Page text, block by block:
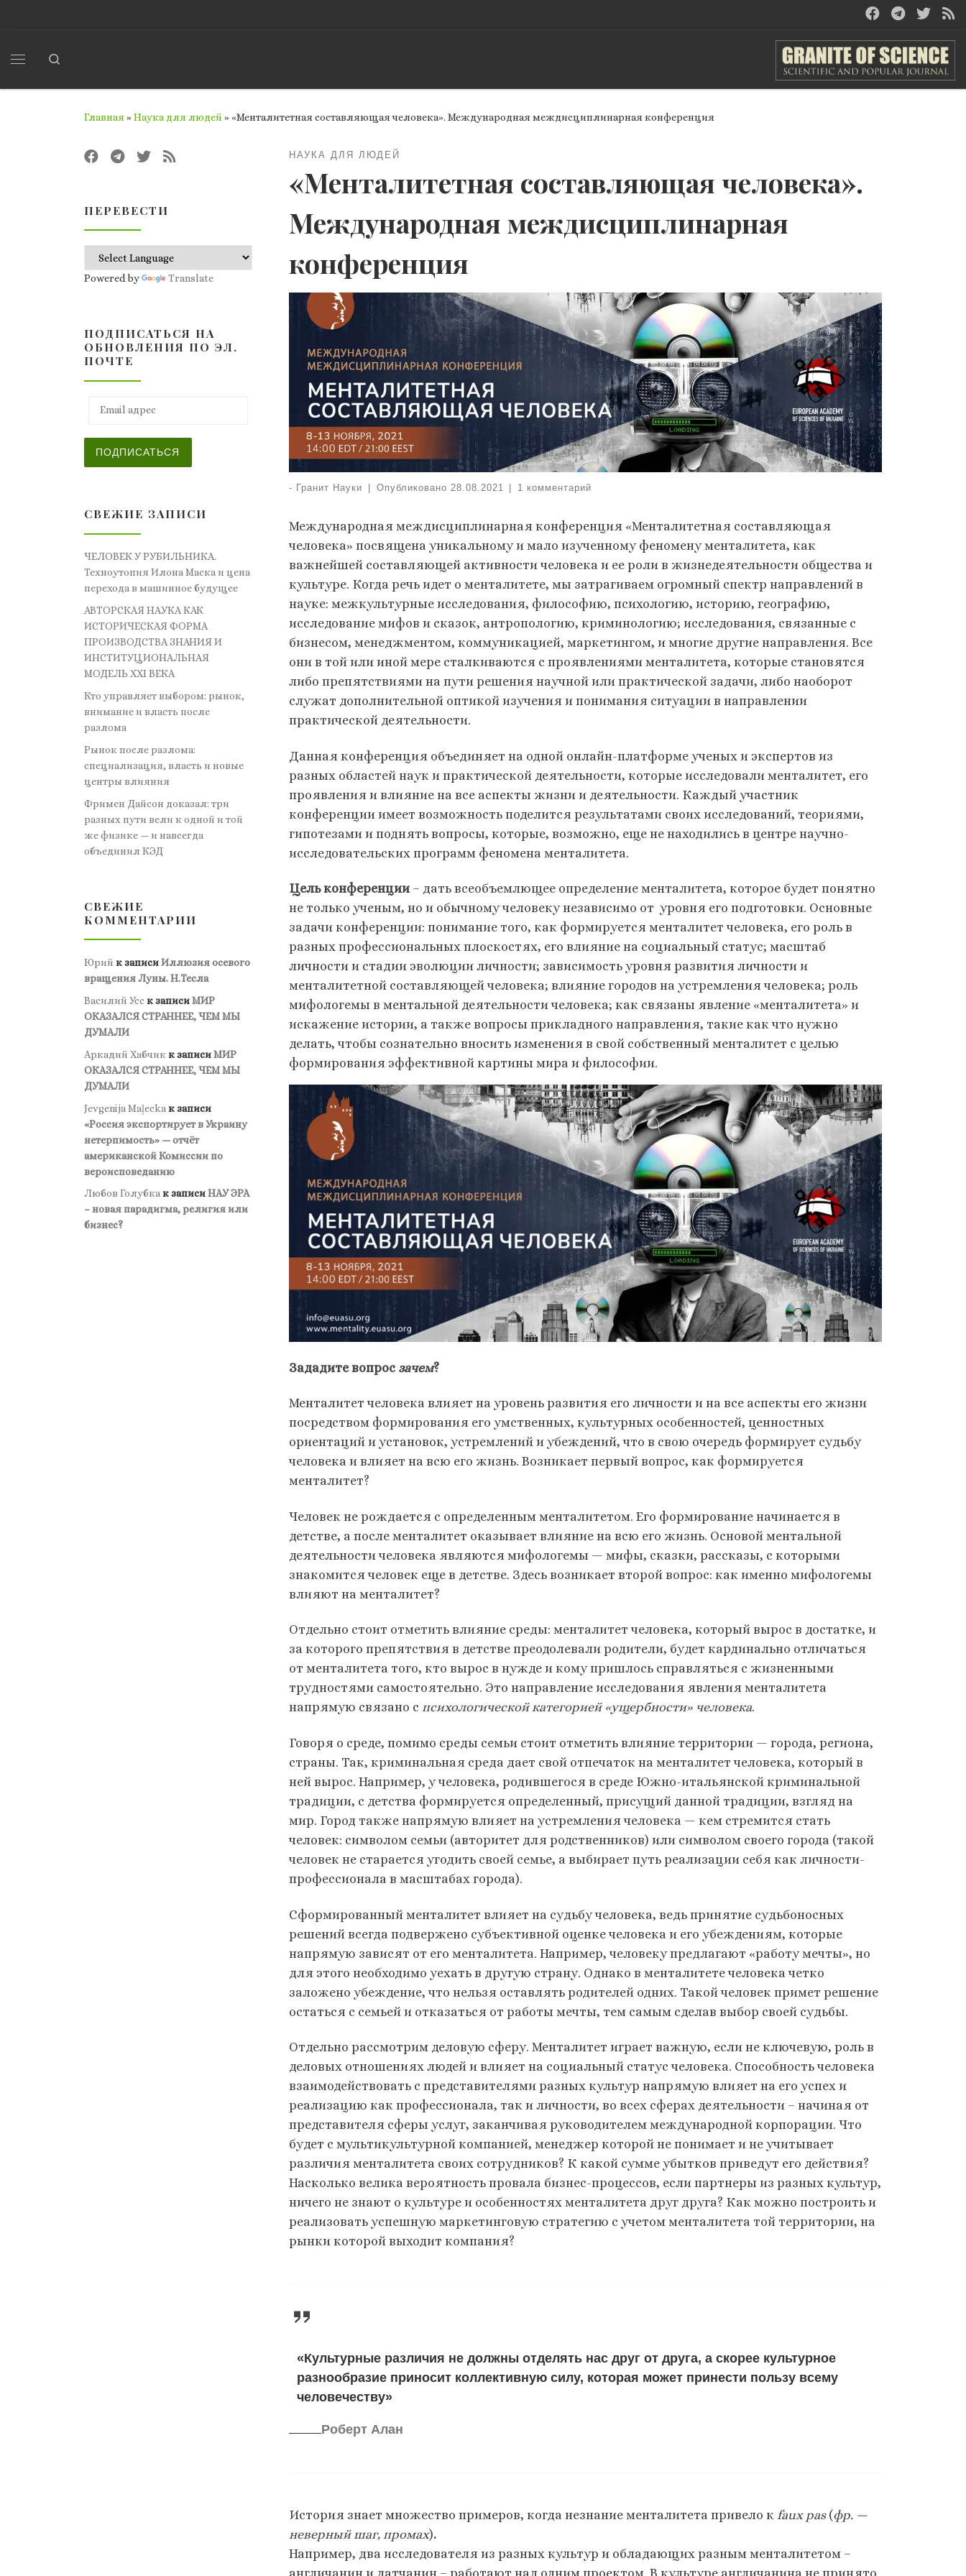
Главная »Наука для людей »«Менталитетная составляющая человека». Международная междисциплинарная конференция
НАУКА ДЛЯ ЛЮДЕЙ
«Менталитетная составляющая человека».
Международная междисциплинарная
конференция
- Гранит Науки Опубликовано 28.08.2021 1 комментарий
Международная междисциплинарная конференция «Менталитетная составляющая
человека» посвящена уникальному и мало изученному феномену менталитета, как
важнейшей составляющей активности человека и ее роли в жизнедеятельности общества и
культуре. Когда речь идет о менталитете, мы затрагиваем огромный спектр направлений в
науке: межкультурные исследования, философию, психологию, историю, географию,
исследование мифов и сказок, антропологию, криминологию; исследования, связанные с
бизнесом, менеджментом, коммуникацией, маркетингом, и многие другие направления. Все
они в той или иной мере сталкиваются с проявлениями менталитета, которые становятся
либо препятствиями на пути решения научной или практической задачи, либо наоборот
служат дополнительной оптикой изучения и понимания ситуации в направлении
практической деятельности.
Данная конференция объединяет на одной онлайн-платформе ученых и экспертов из
разных областей наук и практической деятельности, которые исследовали менталитет, его
проявления и влияние на все аспекты жизни и деятельности. Каждый участник
конференции имеет возможность поделится результатами своих исследований, теориями,
гипотезами и поднять вопросы, которые, возможно, еще не находились в центре научно-
исследовательских программ феномена менталитета.
Цель конференции – дать всеобъемлющее определение менталитета, которое будет понятно
не только ученым, но и обычному человеку независимо от уровня его подготовки. Основные
задачи конференции: понимание того, как формируется менталитет человека, его роль в
разных профессиональных плоскостях, его влияние на социальный статус; масштаб
личности и стадии эволюции личности; зависимость уровня развития личности и
менталитетной составляющей человека; влияние городов на устремления человека; роль
мифологемы в ментальной деятельности человека; как связаны явление «менталитета» и
искажение истории, а также вопросы прикладного направления, такие как что нужно
делать, чтобы сознательно вносить изменения в свой собственный менталитет с целью
формирования эффективной картины мира и философии.
Зададите вопрос зачем?
Менталитет человека влияет на уровень развития его личности и на все аспекты его жизни
посредством формирования его умственных, культурных особенностей, ценностных
ориентаций и установок, устремлений и убеждений, что в свою очередь формирует судьбу
человека и влияет на всю его жизнь. Возникает первый вопрос, как формируется
менталитет?
Человек не рождается с определенным менталитетом. Его формирование начинается в
детстве, а после менталитет оказывает влияние на всю его жизнь. Основой ментальной
деятельности человека являются мифологемы — мифы, сказки, рассказы, с которыми
знакомится человек еще в детстве. Здесь возникает второй вопрос: как именно мифологемы
влияют на менталитет?
Отдельно стоит отметить влияние среды: менталитет человека, который вырос в достатке, и
за которого препятствия в детстве преодолевали родители, будет кардинально отличаться
от менталитета того, кто вырос в нужде и кому пришлось справляться с жизненными
трудностями самостоятельно. Это направление исследования явления менталитета
напрямую связано с психологической категорией «ущербности» человека.
Говоря о среде, помимо среды семьи стоит отметить влияние территории — города, региона,
страны. Так, криминальная среда дает свой отпечаток на менталитет человека, который в
ней вырос. Например, у человека, родившегося в среде Южно-итальянской криминальной
традиции, с детства формируется определенный, присущий данной традиции, взгляд на
мир. Город также напрямую влияет на устремления человека — кем стремится стать
человек: символом семьи (авторитет для родственников) или символом своего города (такой
человек не старается угодить своей семье, а выбирает путь реализации себя как личности-
профессионала в масштабах города).
Сформированный менталитет влияет на судьбу человека, ведь принятие судьбоносных
решений всегда подвержено субъективной оценке человека и его убеждениям, которые
напрямую зависят от его менталитета. Например, человеку предлагают «работу мечты», но
для этого необходимо уехать в другую страну. Однако в менталитете человека четко
заложено убеждение, что нельзя оставлять родителей одних. Такой человек примет решение
остаться с семьей и отказаться от работы мечты, тем самым сделав выбор своей судьбы.
Отдельно рассмотрим деловую сферу. Менталитет играет важную, если не ключевую, роль в
деловых отношениях людей и влияет на социальный статус человека. Способность человека
взаимодействовать с представителями разных культур напрямую влияет на его успех и
реализацию как профессионала, так и личности, во всех сферах деятельности – начиная от
представителя сферы услуг, заканчивая руководителем международной корпорации. Что
будет с мультикультурной компанией, менеджер которой не понимает и не учитывает
различия менталитета своих сотрудников? К какой сумме убытков приведут его действия?
Насколько велика вероятность провала бизнес-процессов, если партнеры из разных культур,
ничего не знают о культуре и особенностях менталитета друг друга? Как можно построить и
реализовать успешную маркетинговую стратегию с учетом менталитета той территории, на
рынки которой выходит компания?
«Культурные различия не должны отделять нас друг от друга, а скорее культурное
разнообразие приносит коллективную силу, которая может принести пользу всему
человечеству»
Роберт Алан
История знает множество примеров, когда незнание менталитета привело к faux pas (фр. —
неверный шаг, промах).
Например, два исследователя из разных культур и обладающих разным менталитетом –
англичанин и датчанин – работают над одним проектом. В культуре англичанина не принято
ПЕРЕВЕСТИ
Powered by Translate
ПОДПИСАТЬСЯ НА
ОБНОВЛЕНИЯ ПО ЭЛ.
ПОЧТЕ
ПОДПИСАТЬСЯ
СВЕЖИЕ ЗАПИСИ
ЧЕЛОВЕК У РУБИЛЬНИКА.
Техноутопия Илона Маска и цена
перехода в машинное будущее
АВТОРСКАЯ НАУКА КАК
ИСТОРИЧЕСКАЯ ФОРМА
ПРОИЗВОДСТВА ЗНАНИЯ И
ИНСТИТУЦИОНАЛЬНАЯ
МОДЕЛЬ XXI ВЕКА
Кто управляет выбором: рынок,
внимание и власть после
разлома
Рынок после разлома:
специализация, власть и новые
центры влияния
Фримен Дайсон доказал: три
разных пути вели к одной и той
же физике — и навсегда
объединил КЭД
СВЕЖИЕ
КОММЕНТАРИИ
Юрий к записиИллюзия осевого
вращения Луны. Н.Тесла
Василий Усс к записиМИР
ОКАЗАЛСЯ СТРАННЕЕ, ЧЕМ МЫ
ДУМАЛИ
Аркадий Хабчик к записиМИР
ОКАЗАЛСЯ СТРАННЕЕ, ЧЕМ МЫ
ДУМАЛИ
Jevgenija Maļecka к записи
«Россия экспортирует в Украину
нетерпимость» — отчёт
американской Комиссии по
вероисповеданию
Любов Голубкак записиНАУ ЭРА
– новая парадигма, религия или
бизнес?